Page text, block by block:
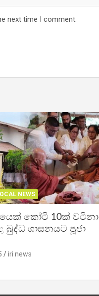
next time I comment.
NEWS
කෝටි 10ක් වටිනා
බුද්ධ ශාසනයට පූජා
iri news